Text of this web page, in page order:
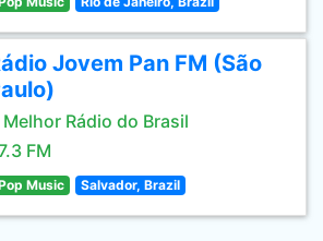
Jovem Pan FM (São
Melhor Rádio do Brasil
FM
Music Salvador, Brazil